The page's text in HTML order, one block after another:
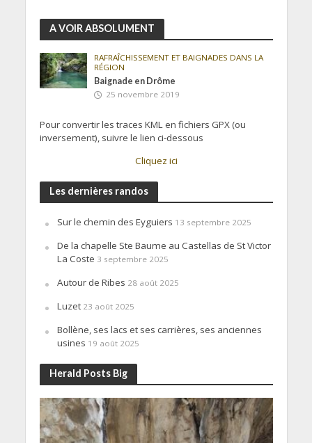
A VOIR ABSOLUMENT
RAFRAÎCHISSEMENT ET BAIGNADES DANS LA
RÉGION
Baignade en Drôme
25 novembre 2019
Pour convertir les traces KML en fichiers GPX (ou
inversement), suivre le lien ci-dessous
Cliquez ici
Les dernières randos
Sur le chemin des Eyguiers 13 septembre 2025
De la chapelle Ste Baume au Castellas de St Victor
La Coste 3 septembre 2025
Autour de Ribes 28 août 2025
Luzet 23 août 2025
Bollène, ses lacs et ses carrières, ses anciennes
usines 19 août 2025
Herald Posts Big